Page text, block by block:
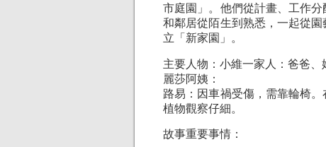
市庭園」。他們從計畫、工作
和鄰居從陌生到熟悉，一起從
立「新家園」。
主要人物：小維一家人：爸爸、
麗莎阿姨：
路易：因車禍受傷，需靠輪椅
植物觀察仔細。
故事重要事情：